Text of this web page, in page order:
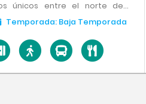
únicos entre el norte de
Temporada: Baja Temporada